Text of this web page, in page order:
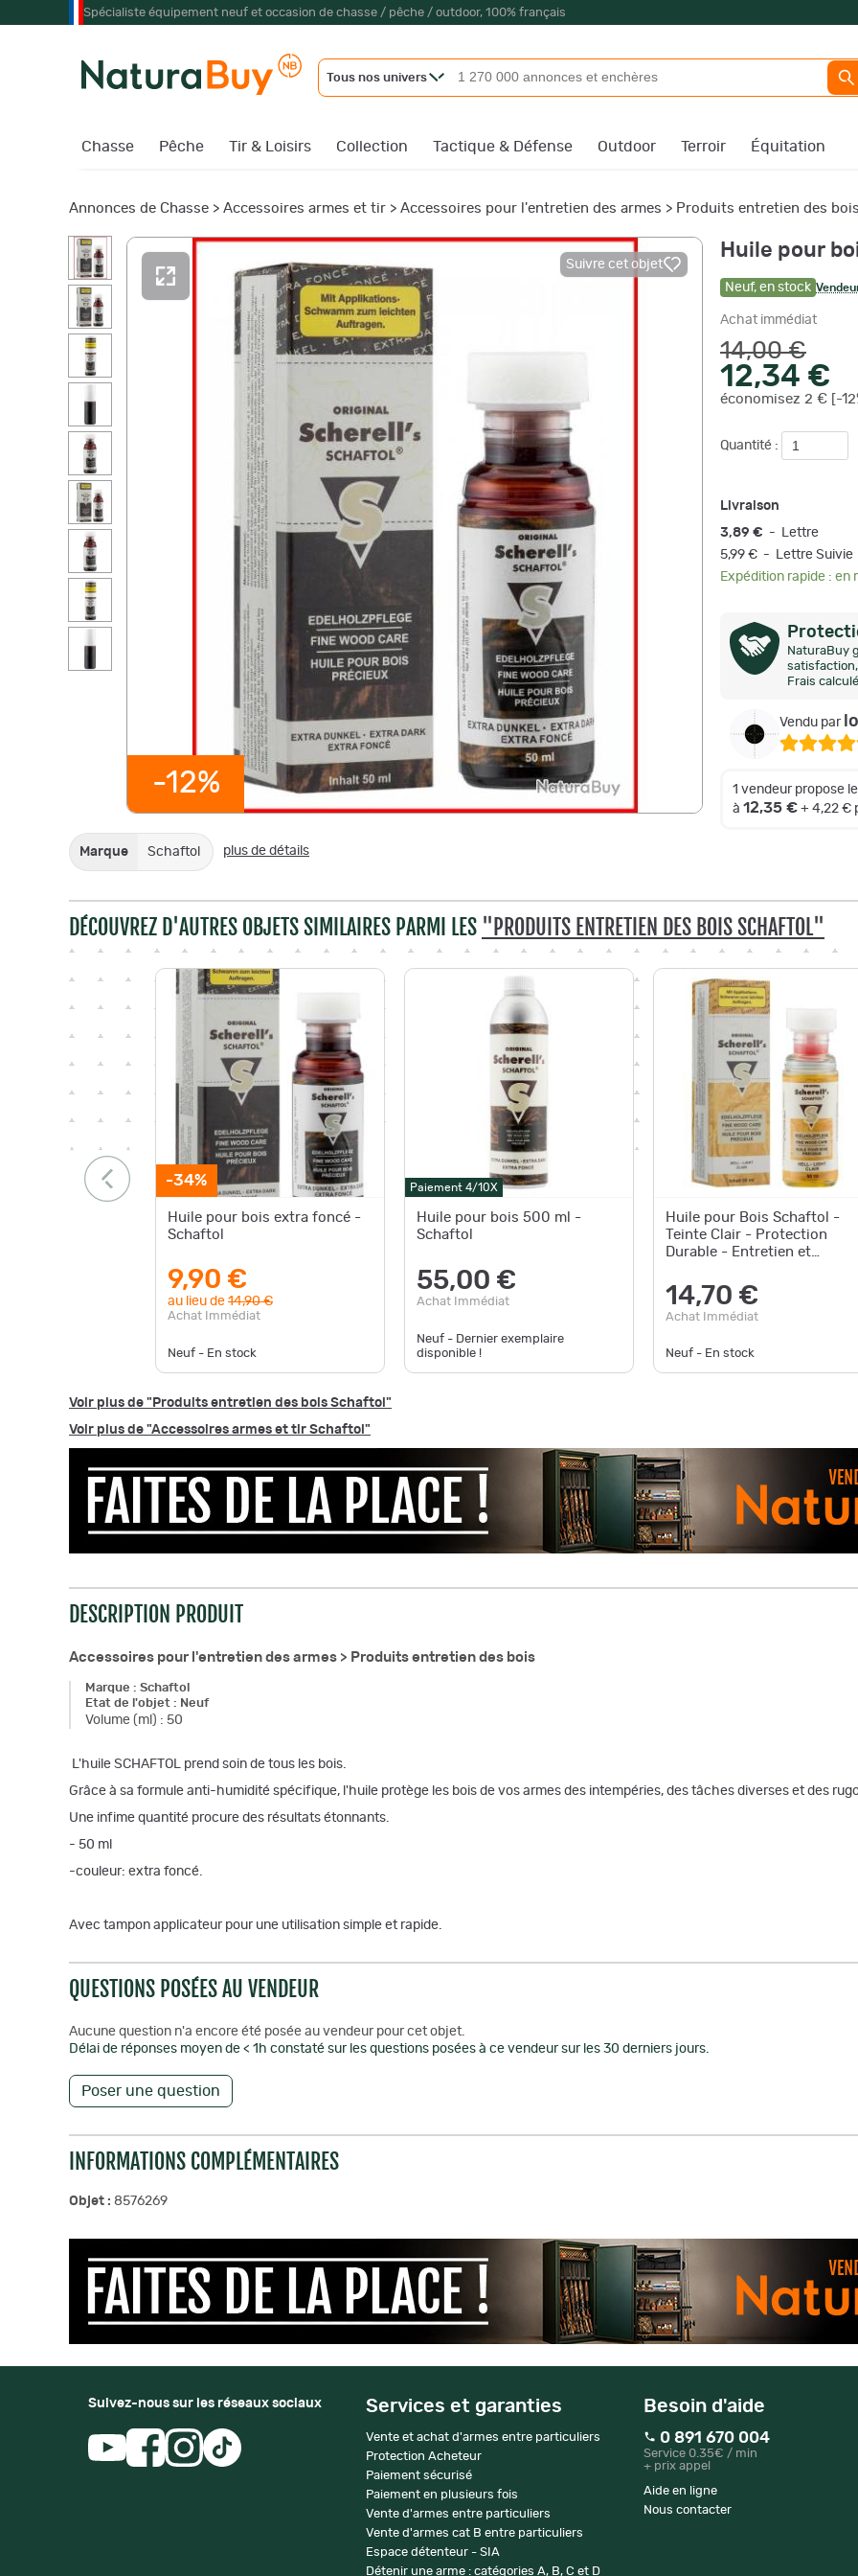
Spécialiste équipement neuf et occasion de chasse / pêche / outdoor, 100% français
Tous nos univers
Chasse Pêche Tir & Loisirs Collection Tactique & Défense Outdoor Terroir Équitation
Annonces de Chasse > Accessoires armes et tir > Accessoires pour l'entretien des armes > Produits entretien des bois
-12%
Suivre cet objet
Marque Schaftol plus de détails
Huile pour
Neuf, en stock
Achat immédiat
14,00 €
12,34 €
économisez 2 € [-
Quantité :
Livraison
3,89 € - Lettre
5,99 € - Lettre Suivie
Expédition rapide : en
NaturaBuy
Frais
Vendu par
1 vendeur propose
à 12,35 € + 4,22 €
DÉCOUVREZ D'AUTRES OBJETS SIMILAIRES PARMI LES "PRODUITS ENTRETIEN DES BOIS SCHAFTOL"
-34%
Huile pour bois extra foncé -
Schaftol
9,90 €
au lieu de 14,90 €
Achat Immédiat
Neuf - En stock
Paiement 4/10X
Huile pour bois 500 ml -
Schaftol
55,00 €
Achat Immédiat
Neuf - Dernier exemplaire
disponible !
Huile pour Bois Schaftol -
Teinte Clair - Protection
Durable - Entretien et
14,70 €
Achat Immédiat
Neuf - En stock
Voir plus de "Produits entretien des bois Schaftol"
Voir plus de "Accessoires armes et tir Schaftol"
DESCRIPTION PRODUIT
Accessoires pour l'entretien des armes > Produits entretien des bois
Marque : Schaftol
Etat de l'objet : Neuf
Volume (ml) : 50
L'huile SCHAFTOL prend soin de tous les bois.
Grâce à sa formule anti-humidité spécifique, l'huile protège les bois de vos armes des intempéries, des tâches diverses et des
Une infime quantité procure des résultats étonnants.
- 50 ml
-couleur: extra foncé.
Avec tampon applicateur pour une utilisation simple et rapide.
QUESTIONS POSÉES AU VENDEUR
Aucune question n'a encore été posée au vendeur pour cet objet.
Délai de réponses moyen de < 1h constaté sur les questions posées à ce vendeur sur les 30 derniers jours.
Poser une question
INFORMATIONS COMPLÉMENTAIRES
Objet : 8576269
Suivez-nous sur les réseaux sociaux Services et garanties
Vente et achat d'armes entre particuliers
Protection Acheteur
Paiement sécurisé
Paiement en plusieurs fois
Vente d'armes entre particuliers
Vente d'armes cat B entre particuliers
Espace détenteur - SIA
Détenir une arme : catégories A, B, C et D
Besoin d'aide
0 891 670 004
Service 0.35€ / min
+ prix appel
Aide en ligne
Nous contacter